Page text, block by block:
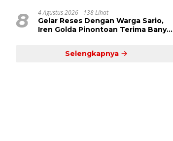
8 4 Agustus 2026 138 Lihat
Gelar Reses Dengan Warga Sario,
Iren Golda Pinontoan Terima Banyak
Selengkapnya